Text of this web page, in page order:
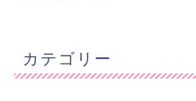
カテゴリー